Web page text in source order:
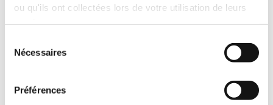
ou qu'ils ont collectées lors de votre utilisation de leurs
Nécessaires
Préférences
Diamètre :4